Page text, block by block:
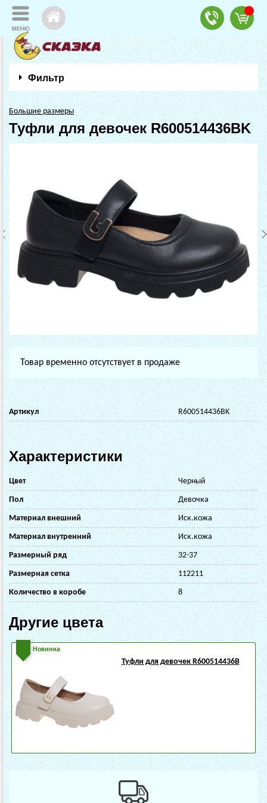
Фильтр
Большие размеры
Туфли для девочек R600514436BK
Товар временно отсутствует в продаже
Артикул R600514436BK
Характеристики
Цвет Черный
Пол Девочка
Материал внешний Иск.кожа
Материал внутренний Иск.кожа
Размерный ряд 32-37
Размерная сетка 112211
Количество в коробе 8
Другие цвета
Новинка
Туфли для девочек R600514436B